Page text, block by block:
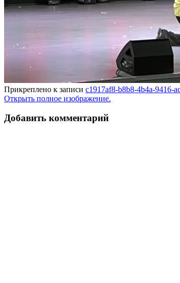
Прикреплено к записи c1917af8-b8b8-4b4a-9416-
Открыть полное изображение.
Добавить комментарий